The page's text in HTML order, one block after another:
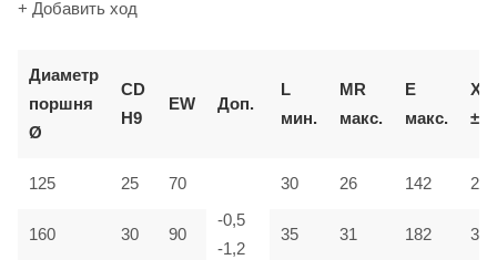
+ Добавить ход
Диаметр
поршня
Ø
CD
H9
EW Доп.
L
мин.
MR
макс.
E
макс.
XD
±2
125 25 70
-0,5
-1,2
30 26 142 275
160 30 90 35 31 182 315